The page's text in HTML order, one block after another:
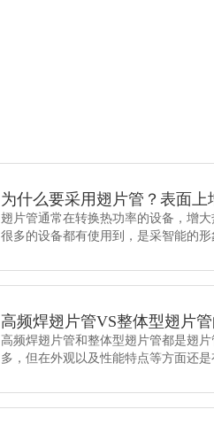
为什么要采用翅片管？表面
翅片管通常在转换热功率的设备，增
很多的设备都有使用到，是采智能的
高频焊翅片管VS整体型翅片
高频焊翅片管和整体型翅片管都是翅
多，但在外观以及性能特点等方面还